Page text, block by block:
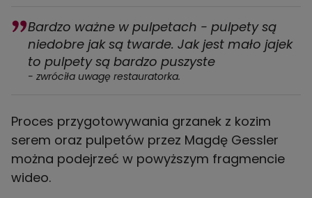
Bardzo ważne w pulpetach - pulpety są
niedobre jak są twarde. Jak jest mało jajek
to pulpety są bardzo puszyste
- zwróciła uwagę restauratorka.
Proces przygotowywania grzanek z kozim
serem oraz pulpetów przez Magdę Gessler
można podejrzeć w powyższym fragmencie
wideo.